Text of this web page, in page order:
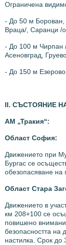
Ограничена
- До 50 м Борован,
Враца/, Саранци /
- До 100 м Чирпан
Асеновград,
- До 150 м
ІІ. СЪСТОЯНИЕ
АМ „Тракия“:
Област София:
Движението при
Бургас се
обезопасяване на
Област Стара
Движението в
км 208+100 се
повишено
безопасността на
настилка. Срок до